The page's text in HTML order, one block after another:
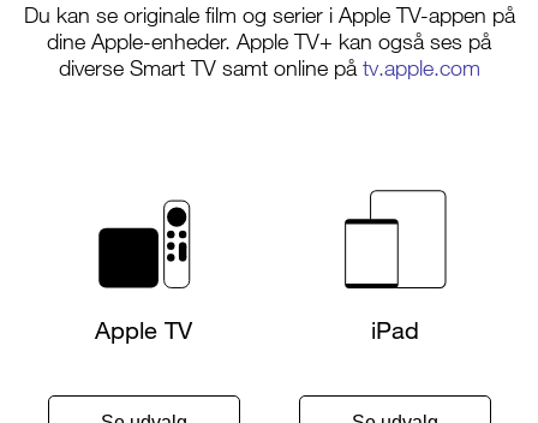
Du kan se originale film og serier i Apple TV-appen på
dine Apple-enheder. Apple TV+ kan også ses på
diverse Smart TV samt online på tv.apple.com
Apple TV iPad